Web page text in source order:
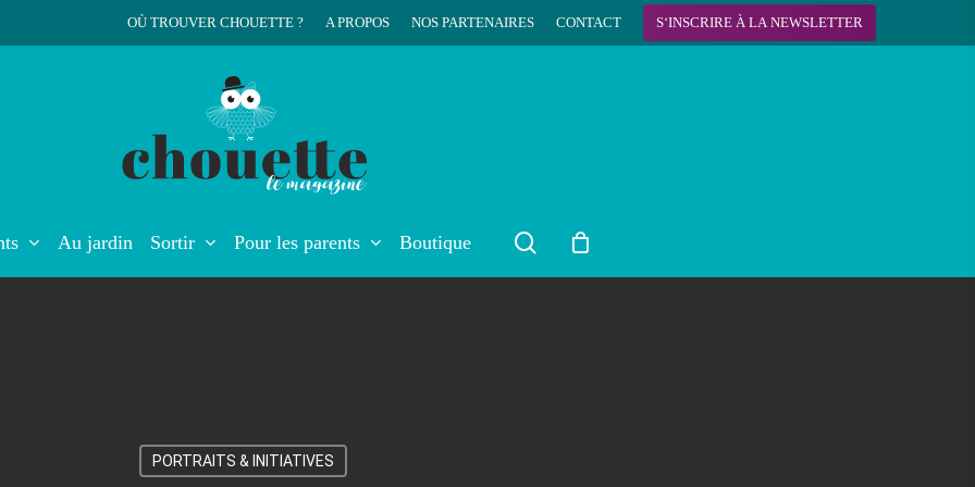
OÙ TROUVER CHOUETTE ? A PROPOS NOS PARTENAIRES CONTACT S‘INSCRIRE À LA NEWSLETTER
Au jardin Sortir Pour les parents Boutique search
PORTRAITS & INITIATIVES